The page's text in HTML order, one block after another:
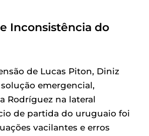
Inconsistência do
de Lucas Piton, Diniz
emergencial,
Rodríguez na lateral
de partida do uruguaio foi
vacilantes e erros